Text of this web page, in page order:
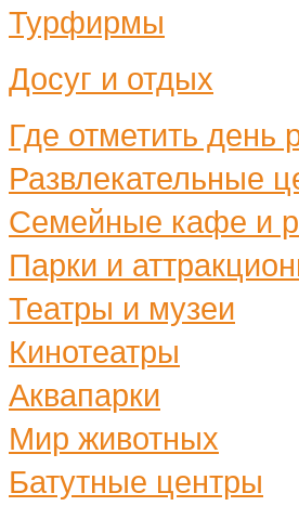
Турфирмы
Досуг и отдых
Где отметить день
Развлекательные
Семейные кафе и
Парки и
Театры и музеи
Кинотеатры
Аквапарки
Мир животных
Батутные центры